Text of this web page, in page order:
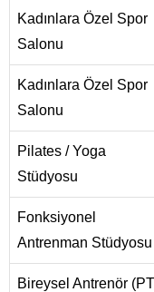
Kadınlara Özel Spor
Salonu
Kadınlara Özel Spor
Salonu
Pilates / Yoga
Stüdyosu
Fonksiyonel
Antrenman Stüdyosu
Bireysel Antrenör